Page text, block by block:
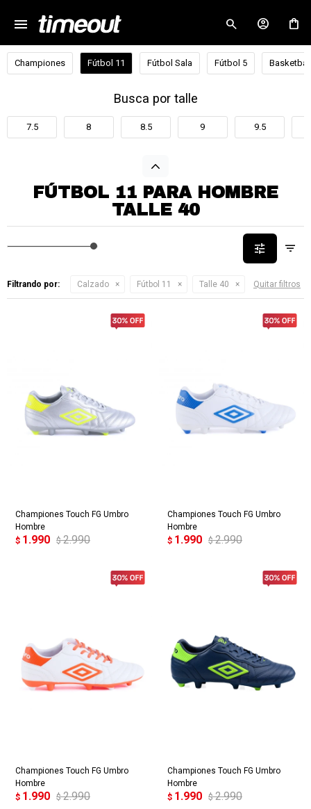
menu
Championes Fútbol 11 Fútbol Sala Fútbol 5 Basketball
Busca por talle
7.5 8 8.5 9 9.5
FÚTBOL 11 PARA HOMBRE
TALLE 40
Filtrando por: Calzado Fútbol 11 Talle 40 Quitar filtros
Championes Touch FG Umbro
Hombre
$ 1.990 $ 2.990
Championes Touch FG Umbro
Hombre
$ 1.990 $ 2.990
Championes Touch FG Umbro
Hombre
$ 1.990 $ 2.990
Championes Touch FG Umbro
Hombre
$ 1.990 $ 2.990